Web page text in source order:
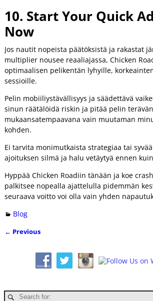
10. Start Your Quick
Now
Jos nautit nopeista päätöksistä ja rakastat
multiplier nousee reaaliajassa, Chicken
optimaalisen pelikentän lyhyille,
sessioille.
Pelin mobiiliystävällisyys ja säädettävä
sinun räätälöidä riskin ja pitää pelin
mukaansatempaavana vain muutaman
kohden.
Ei tarvita monimutkaista strategiaa tai
ajoituksen silmä ja halu vetäytyä ennen
Hyppää Chicken Roadiin tänään ja koe
palkitsee nopealla ajattelulla pidemmän
seuraava voitto voi olla vain yhden
Blog
← Previous